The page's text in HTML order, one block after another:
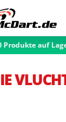
Produkte auf